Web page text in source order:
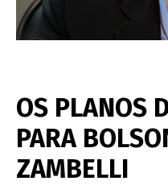
OS PLANOS
PARA
ZAMBELLI